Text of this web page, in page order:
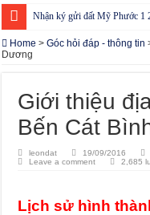
Nhận ký gửi đất Mỹ Phước 1
Cho thuê nhà Ecolakes Bình
Phòng công chứng tại Đồng
Home > Góc hỏi đáp - thông tin
Dương
Giới thiệu
Bến Cát
leondat 19/09/2016
Leave a comment
2,685
Lịch sử hình